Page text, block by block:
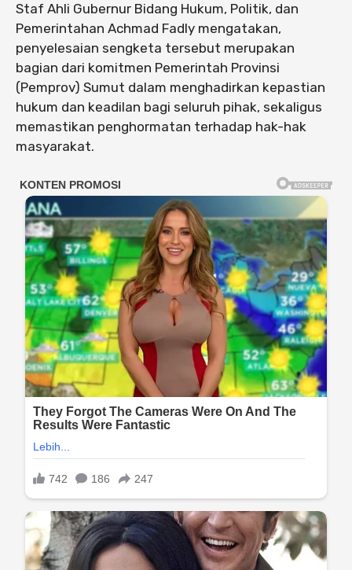
Staf Ahli Gubernur Bidang Hukum, Politik, dan
Pemerintahan Achmad Fadly mengatakan,
penyelesaian sengketa tersebut merupakan
bagian dari komitmen Pemerintah Provinsi
(Pemprov) Sumut dalam menghadirkan kepastian
hukum dan keadilan bagi seluruh pihak, sekaligus
memastikan penghormatan terhadap hak-hak
masyarakat.